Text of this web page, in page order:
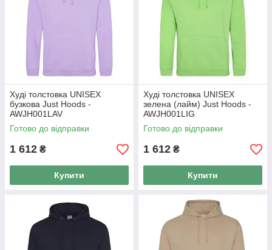
Худі толстовка UNISEX
бузкова Just Hoods -
AWJH001LAV
Готово до відправки
1 612 ₴
Купити
Худі толстовка UNISEX
зелена (лайм) Just Hoods -
AWJH001LIG
Готово до відправки
1 612 ₴
Купити